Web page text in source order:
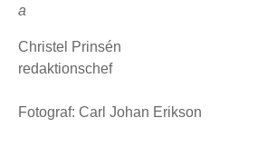
a
Christel Prinsén
redaktionschef
Fotograf: Carl Johan Erikson